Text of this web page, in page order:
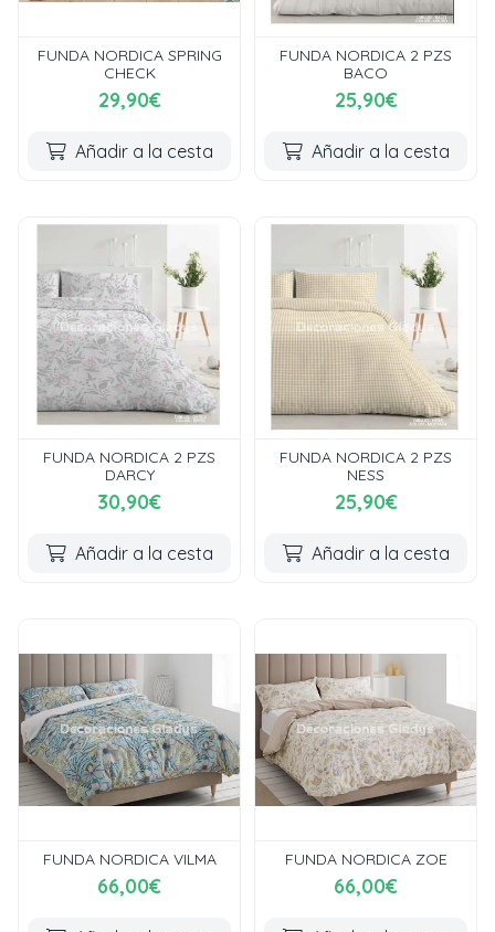
FUNDA NORDICA SPRING
CHECK
29,90€
Añadir a la cesta
FUNDA NORDICA 2 PZS
BACO
25,90€
Añadir a la cesta
FUNDA NORDICA 2 PZS
DARCY
30,90€
Añadir a la cesta
FUNDA NORDICA 2 PZS
NESS
25,90€
Añadir a la cesta
FUNDA NORDICA VILMA
66,00€
FUNDA NORDICA ZOE
66,00€